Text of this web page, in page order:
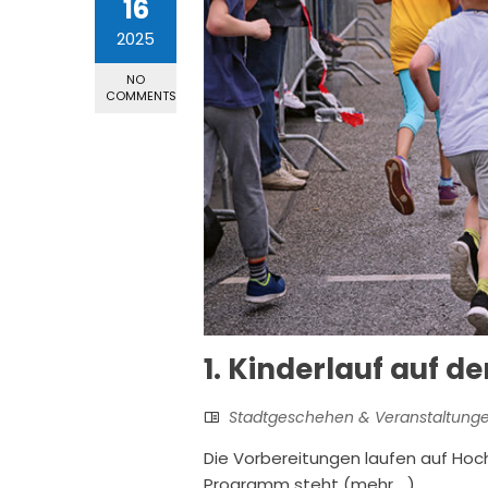
16
2025
NO
COMMENTS
1. Kinderlauf auf
Stadtgeschehen &
Die Vorbereitungen laufen auf